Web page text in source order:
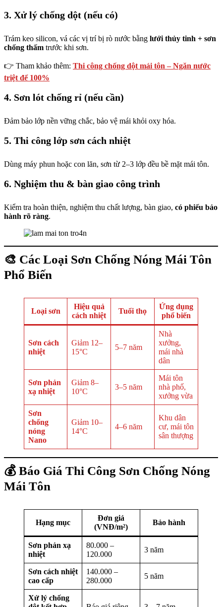
3. Xử lý chống dột (nếu có)
Trám keo silicon, vá các vị trí bị rò nước bằng lưới thủy tinh + sơn
chống thấm trước khi sơn.
👉 Tham khảo thêm: Thi công chống dột mái tôn – Ngăn nước
triệt để 100%
4. Sơn lót chống rỉ (nếu cần)
Đảm bảo lớp nền vững chắc, bảo vệ mái khỏi oxy hóa.
5. Thi công lớp sơn cách nhiệt
Dùng máy phun hoặc con lăn, sơn từ 2–3 lớp đều bề mặt mái tôn.
6. Nghiệm thu & bàn giao công trình
Kiểm tra hoàn thiện, nghiệm thu chất lượng, bàn giao, có phiếu bảo
hành rõ ràng.
🎨 Các Loại Sơn Chống Nóng Mái Tôn
Phổ Biến
Loại sơn
Hiệu quả
cách nhiệt
Tuổi thọ
Ứng dụng
phổ biến
Sơn cách
nhiệt
Giảm 12–
15°C
5–7 năm
Nhà
xưởng,
mái nhà
dân
Sơn phản
xạ nhiệt
Giảm 8–
10°C
3–5 năm
Mái tôn
nhà phố,
xưởng vừa
Sơn
chống
nóng
Nano
Giảm 10–
14°C
4–6 năm
Khu dân
cư, mái tôn
sân thượng
💰 Báo Giá Thi Công Sơn Chống Nóng
Mái Tôn
Hạng mục
Đơn giá
(VNĐ/m²)
Bảo hành
Sơn phản xạ
nhiệt
80.000 –
120.000
3 năm
Sơn cách nhiệt
cao cấp
140.000 –
280.000
5 năm
Xử lý chống